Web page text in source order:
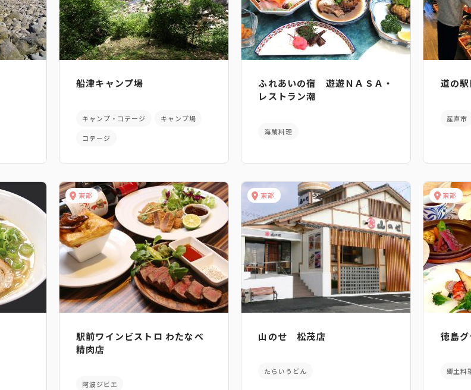
船津キャンプ場
キャンプ・コテージ キャンプ場
コテージ
ふれあいの宿 遊遊ＮＡＳＡ・
レストラン潮
海賊料理
道の
産直市
東部
駅前ワインビストロ わたなべ
精肉店
阿波ジビエ
東部
山のせ 松茂店
たらいうどん
東部
徳島
郷土料